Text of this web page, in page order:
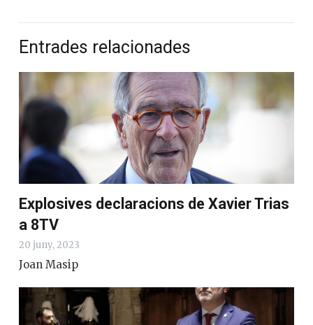
Entrades relacionades
Explosives declaracions de Xavier Trias
a 8TV
20 juny, 2023
Joan Masip